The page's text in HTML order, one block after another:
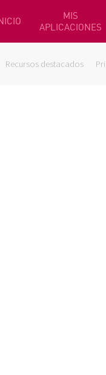
MIS
APLICACIONES
Recursos destacados